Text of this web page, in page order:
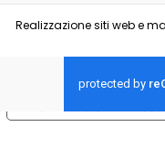
Realizzazione siti web e
Le tue